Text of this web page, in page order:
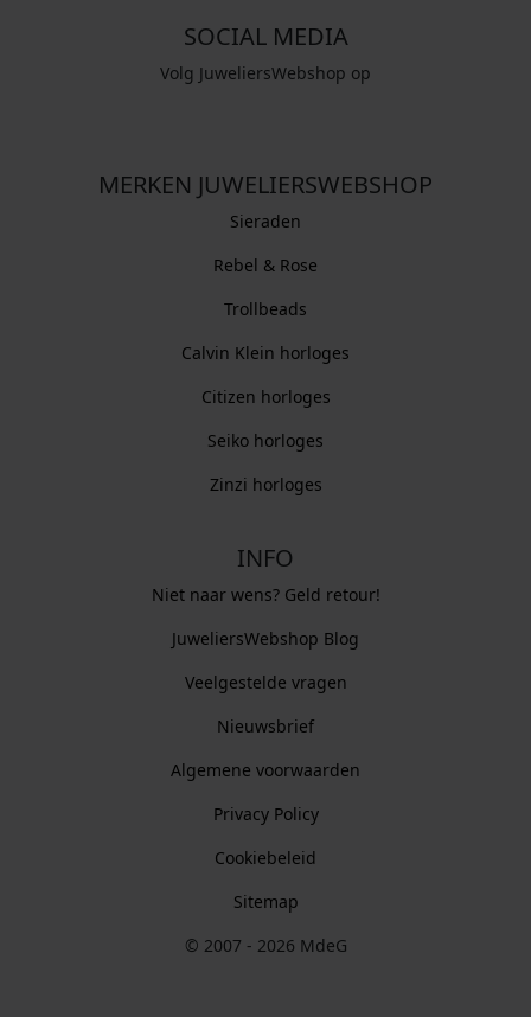
SOCIAL MEDIA
Volg JuweliersWebshop op
MERKEN JUWELIERSWEBSHOP
Sieraden
Rebel & Rose
Trollbeads
Calvin Klein horloges
Citizen horloges
Seiko horloges
Zinzi horloges
INFO
Niet naar wens? Geld retour!
JuweliersWebshop Blog
Veelgestelde vragen
Nieuwsbrief
Algemene voorwaarden
Privacy Policy
Cookiebeleid
Sitemap
© 2007 - 2026 MdeG